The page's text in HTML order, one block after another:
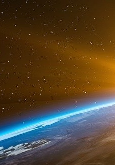
Au printemps
tout aussi longue
Son cas a incité la
Desareda Fype, qui
message la semaine
et demi. Maman est
Dans une interview
sorti d’affaire. Mais
médicament, toutes
avaient échoué.
heure. « Je suis
l’ivermectine.